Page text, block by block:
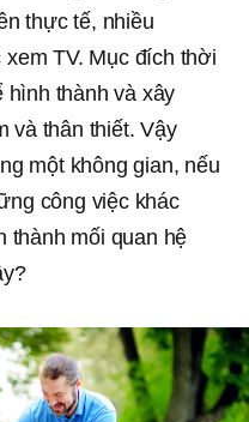
thực tế, nhiều
TV. Mục đích thời
hình thành và xây
và thân thiết. Vậy
một không gian, nếu
công việc khác
thành mối quan hệ